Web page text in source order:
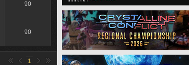
90
90
1